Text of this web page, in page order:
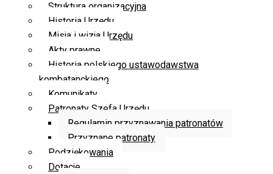
Struktura organizacyjna
Historia Urzędu
Misja i wizja Urzędu
Akty prawne
Historia polskiego ustawodawstwa
kombatanckiego
Komunikaty
Patronaty Szefa Urzędu
Regulamin przyznawania patronatów
Przyznane patronaty
Podziękowania
Dotacje